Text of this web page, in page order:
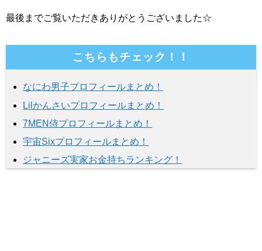
最後までご覧いただきありがとうございました☆
こちらもチェック！！
なにわ男子プロフィールまとめ！
Lilかんさいプロフィールまとめ！
7MEN侍プロフィールまとめ！
宇宙Sixプロフィールまとめ！
ジャニーズ実家お金持ちランキング！